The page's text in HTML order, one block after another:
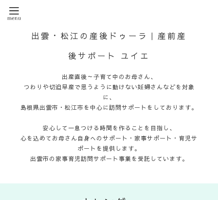
出雲・松江の産後ドゥーラ｜産前産
後サポート ユイエ
出産直後～子育て中のお母さん、
つわりや切迫早産で思うように動けない妊婦さんなどを対象
に、
島根県出雲市・松江市を中心に訪問サポートをしております。
安心して一息つける時間を作ることを目指し、
心を込めてお母さん自身へのサポート・家事サポート・育児サ
ポートを提供します。
出雲市の家事育児訪問サポート事業を受託しています。